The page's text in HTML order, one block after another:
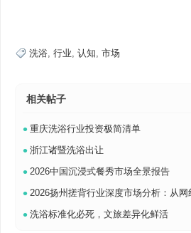
洗浴, 行业, 认知, 市场
相关帖子
• 重庆洗浴行业投资极简清单
• 浙江诸暨洗浴出让
• 2026中国沉浸式餐秀市场全景报告
• 2026扬州搓背行业深度市场分析：从
• 洗浴标准化必死，文旅差异化鲜活